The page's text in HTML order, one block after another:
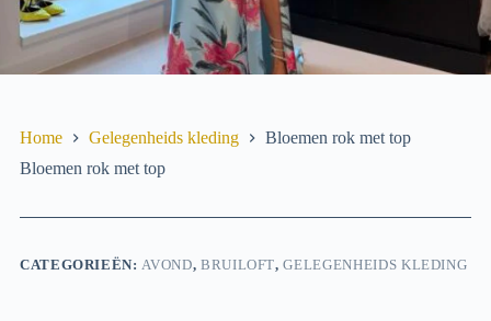
Home Gelegenheids­ kleding
Bloemen rok met top
Bloemen rok met top
CATEGORIEËN:AVOND, BRUILOFT,GELEGENHEIDS­ KLEDING